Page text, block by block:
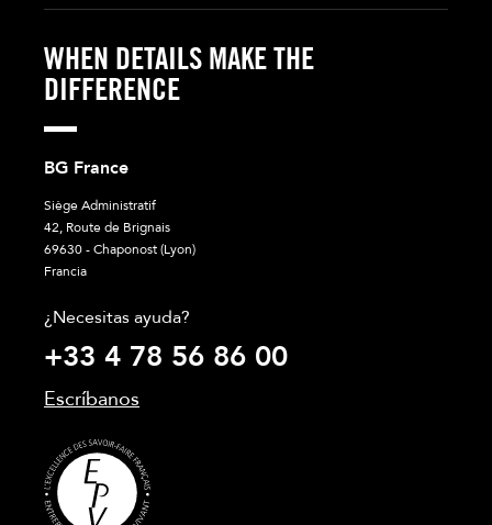
WHEN DETAILS MAKE THE
DIFFERENCE
BG France
Siège Administratif
42, Route de Brignais
69630 - Chaponost (Lyon)
Francia
¿Necesitas ayuda?
+33 4 78 56 86 00
Escríbanos